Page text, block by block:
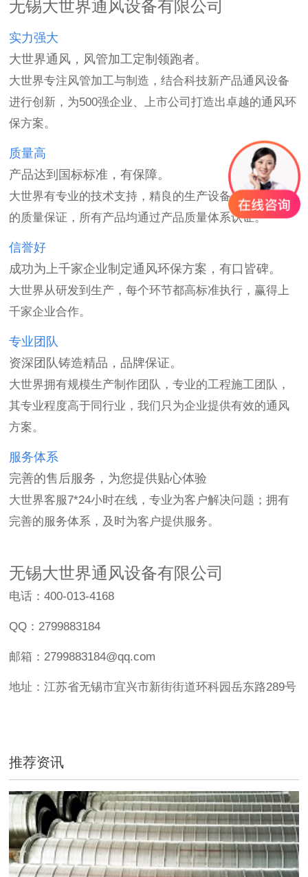
无锡大世界通风设备有限公司
实力强大
大世界通风，风管加工定制领跑者。
大世界专注风管加工与制造，结合科技新产品通风设备
进行创新，为500强企业、上市公司打造出卓越的通风环
保方案。
质量高
产品达到国标标准，有保障。
大世界有专业的技术支持，精良的生产设备，都是产品
的质量保证，所有产品均通过产品质量体系认证。
信誉好
成功为上千家企业制定通风环保方案，有口皆碑。
大世界从研发到生产，每个环节都高标准执行，赢得上
千家企业合作。
专业团队
资深团队铸造精品，品牌保证。
大世界拥有规模生产制作团队，专业的工程施工团队，
其专业程度高于同行业，我们只为企业提供有效的通风
方案。
服务体系
完善的售后服务，为您提供贴心体验
大世界客服7*24小时在线，专业为客户解决问题；拥有
完善的服务体系，及时为客户提供服务。
无锡大世界通风设备有限公司
电话：400-013-4168
QQ：2799883184
邮箱：2799883184@qq.com
地址：江苏省无锡市宜兴市新街街道环科园岳东路289号
推荐资讯